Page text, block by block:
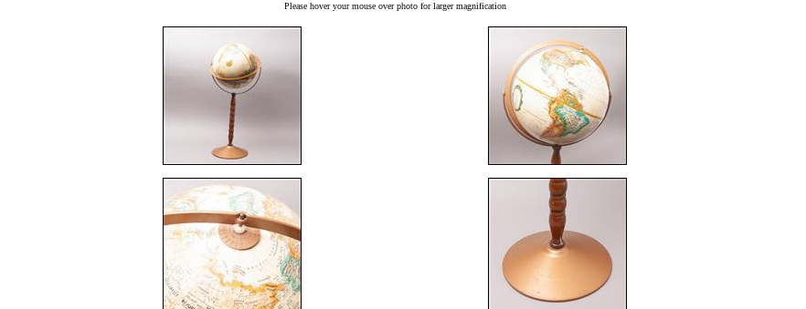
Please hover your mouse over photo for larger magnification